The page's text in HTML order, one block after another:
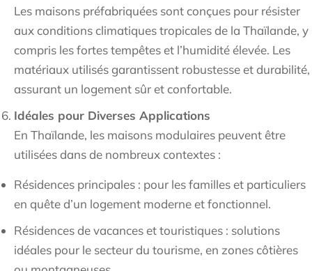
Les maisons préfabriquées sont conçues pour résister
aux conditions climatiques tropicales de la Thaïlande, y
compris les fortes tempêtes et l’humidité élevée. Les
matériaux utilisés garantissent robustesse et durabilité,
assurant un logement sûr et confortable.
Idéales pour Diverses Applications
En Thaïlande, les maisons modulaires peuvent être
utilisées dans de nombreux contextes :
Résidences principales : pour les familles et particuliers
en quête d’un logement moderne et fonctionnel.
Résidences de vacances et touristiques : solutions
idéales pour le secteur du tourisme, en zones côtières